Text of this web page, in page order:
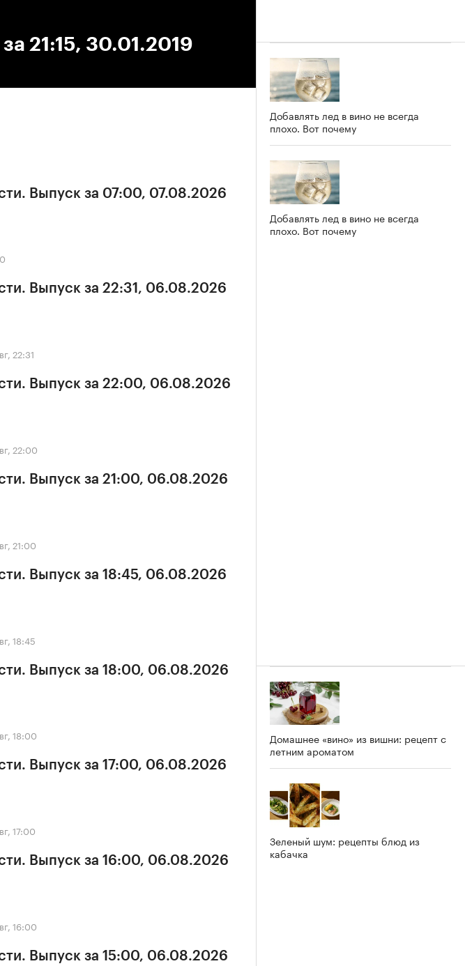
21:15, 30.01.2019
Выпуск за 07:00, 07.08.2026
Выпуск за 22:31, 06.08.2026
22:31
Выпуск за 22:00, 06.08.2026
22:00
Выпуск за 21:00, 06.08.2026
21:00
Выпуск за 18:45, 06.08.2026
18:45
Выпуск за 18:00, 06.08.2026
18:00
Выпуск за 17:00, 06.08.2026
17:00
Выпуск за 16:00, 06.08.2026
16:00
Выпуск за 15:00, 06.08.2026
Добавлять лед в вино не всегда
плохо. Вот почему
Добавлять лед в вино не всегда
плохо. Вот почему
Домашнее «вино» из вишни: рецепт с
летним ароматом
Зеленый шум: рецепты блюд из
кабачка